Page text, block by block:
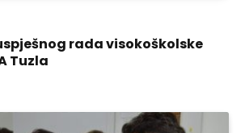
rada visokoškolske
Tuzla